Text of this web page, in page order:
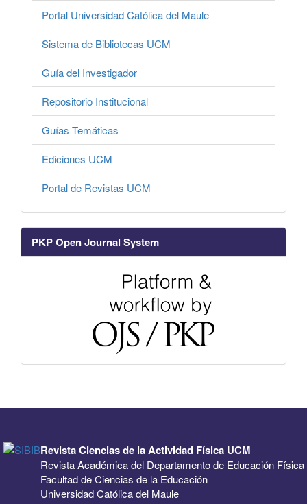
Portal Universidad Católica del Maule
Sistema de Bibliotecas UCM
Guía del Investigador
Repositorio Institucional
Guías Temáticas
Ediciones UCM
Portal de Revistas UCM
PKP Open Journal System
Revista Ciencias de la Actividad Física UCM
Revista Académica del Departamento de Educación Física
Facultad de Ciencias de la Educación
Universidad Católica del Maule